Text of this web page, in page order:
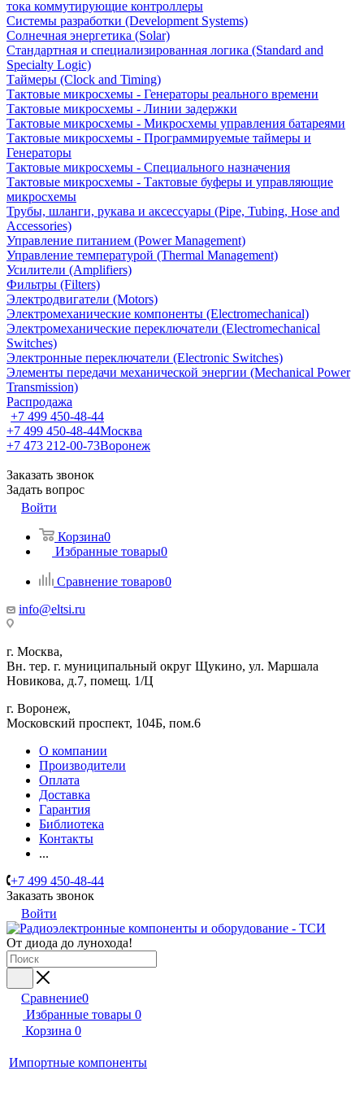
тока коммутирующие контроллеры
Системы разработки (Development Systems)
Солнечная энергетика (Solar)
Стандартная и специализированная логика (Standard and
Specialty Logic)
Таймеры (Clock and Timing)
Тактовые микросхемы - Генераторы реального времени
Тактовые микросхемы - Линии задержки
Тактовые микросхемы - Микросхемы управления батареями
Тактовые микросхемы - Программируемые таймеры и
Генераторы
Тактовые микросхемы - Специального назначения
Тактовые микросхемы - Тактовые буферы и управляющие
микросхемы
Трубы, шланги, рукава и аксессуары (Pipe, Tubing, Hose and
Accessories)
Управление питанием (Power Management)
Управление температурой (Thermal Management)
Усилители (Amplifiers)
Фильтры (Filters)
Электродвигатели (Motors)
Электромеханические компоненты (Electromechanical)
Электромеханические переключатели (Electromechanical
Switches)
Электронные переключатели (Electronic Switches)
Элементы передачи механической энергии (Mechanical Power
Transmission)
Распродажа
+7 499 450-48-44
+7 499 450-48-44Москва
+7 473 212-00-73Воронеж
Заказать звонок
Задать вопрос
Войти
Корзина0
Избранные товары0
Сравнение товаров0
info@eltsi.ru
г. Москва,
Вн. тер. г. муниципальный округ Щукино, ул. Маршала
Новикова, д.7, помещ. 1/Ц
г. Воронеж,
​Московский проспект, 104Б, пом.6
О компании
Производители
Оплата
Доставка
Гарантия
Библиотека
Контакты
...
+7 499 450-48-44
Заказать звонок
Войти
От диода до лунохода!
Сравнение0
Избранные товары 0
Корзина 0
Импортные компоненты